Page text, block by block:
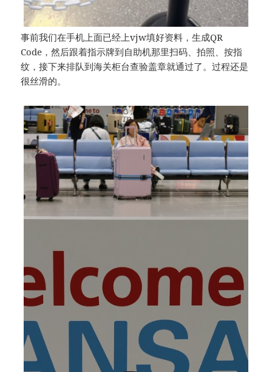
事前我们在手机上面已经上vjw填好资料，生成QR
Code，然后跟着指示牌到自助机那里扫码、拍照、按指
纹，接下来排队到海关柜台查验盖章就通过了。过程还是
很丝滑的。